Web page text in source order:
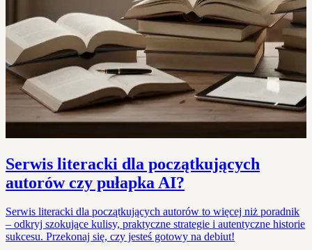
Serwis literacki dla początkujących
autorów czy pułapka AI?
Serwis literacki dla początkujących autorów to więcej niż poradnik
– odkryj szokujące kulisy, praktyczne strategie i autentyczne historie
sukcesu. Przekonaj się, czy jesteś gotowy na debiut!